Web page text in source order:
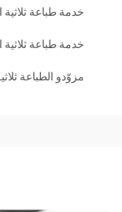
خدمة طباعة ثلاثية
خدمة طباعة ثلاثية
مزوّدو الطباعة